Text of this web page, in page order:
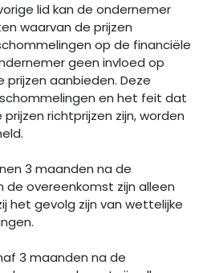
lid kan de ondernemer
waarvan de prijzen
op de financiële
geen invloed op
aanbieden. Deze
en het feit dat
richtprijzen zijn, worden
3 maanden na de
overeenkomst zijn alleen
het gevolg zijn van wettelijke
3 maanden na de